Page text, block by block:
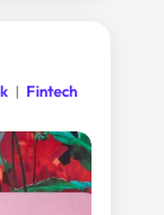
Fintech